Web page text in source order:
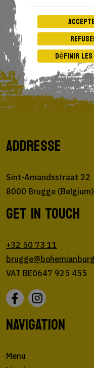
ADDRESSE
Sint-Amandsstraat 22
8000 Brugge (Belgium)
GET IN TOUCH
+32 50 73 11
VAT BE0647 925 455
NAVIGATION
Menu
Définir